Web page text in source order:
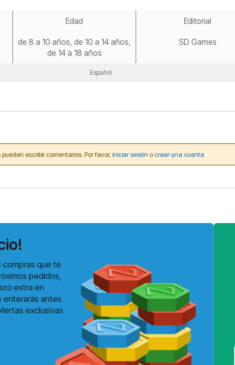
Edad
de 8 a 10 años, de 10 a 14 años,
de 14 a 18 años
Editorial
SD Games
Español
escribir comentarios. Por favor, iniciar sesión ocrear una cuenta
compras que te
pedidos,
extra en
enterarás antes
exclusivas